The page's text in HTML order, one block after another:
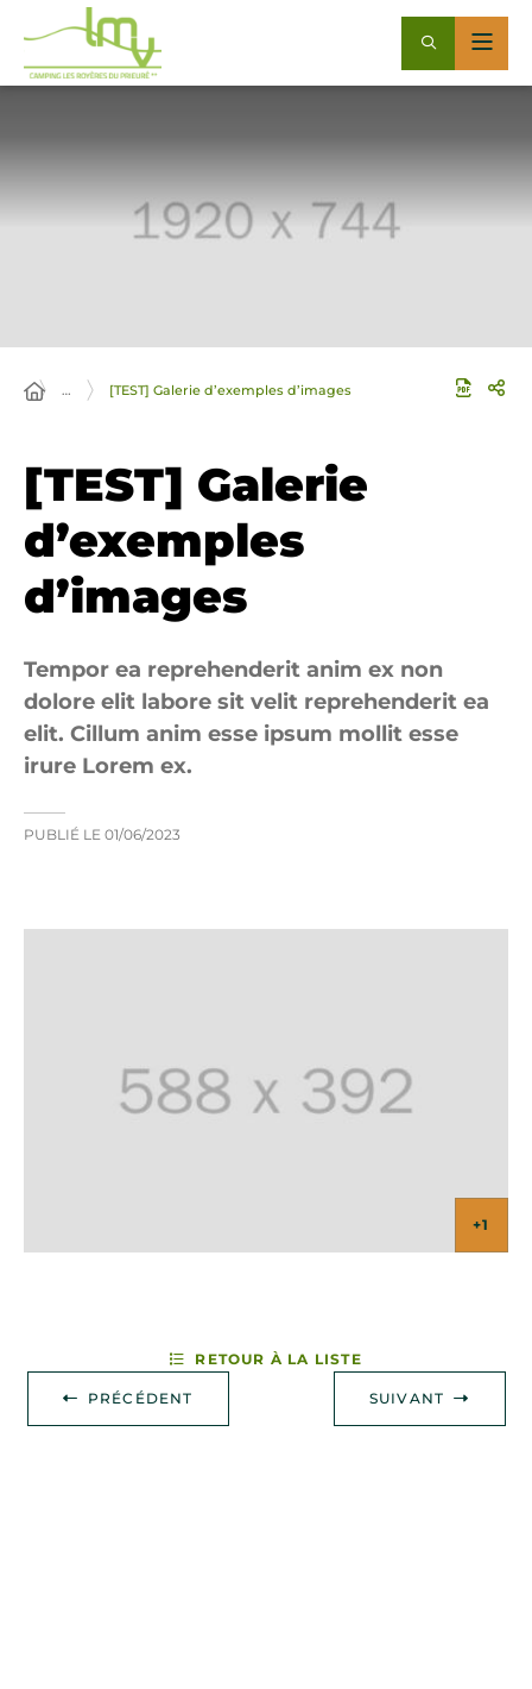
… [TEST] Galerie d’exemples d’images
[TEST] Galerie
d’exemples
d’images
Tempor ea reprehenderit anim ex non
dolore elit labore sit velit reprehenderit ea
elit. Cillum anim esse ipsum mollit esse
irure Lorem ex.
PUBLIÉ LE 01/06/2023
+1
PRÉCÉDENT
RETOUR À LA LISTE
SUIVANT